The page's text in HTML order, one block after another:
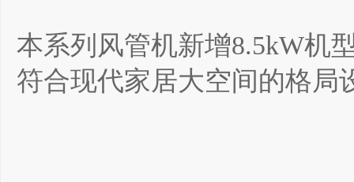
本系列风管机新增8.5kW机
符合现代家居大空间的格局